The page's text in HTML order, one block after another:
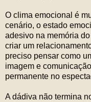
O clima emocional é
cenário, o estado
adesivo na memória
criar um
preciso pensar como
imagem e
permanente no
A dádiva não termina